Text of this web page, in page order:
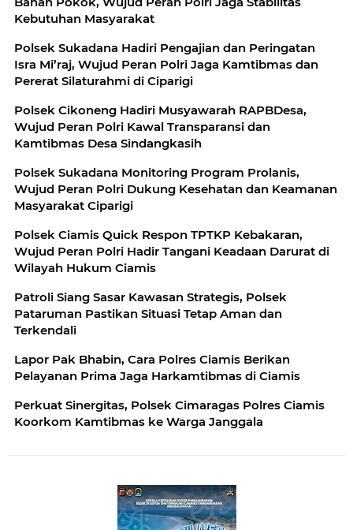
Kebutuhan Masyarakat
Polsek Sukadana Hadiri Pengajian dan Peringatan
Isra Mi’raj, Wujud Peran Polri Jaga Kamtibmas dan
Pererat Silaturahmi di Ciparigi
Polsek Cikoneng Hadiri Musyawarah RAPBDesa,
Wujud Peran Polri Kawal Transparansi dan
Kamtibmas Desa Sindangkasih
Polsek Sukadana Monitoring Program Prolanis,
Wujud Peran Polri Dukung Kesehatan dan Keamanan
Masyarakat Ciparigi
Polsek Ciamis Quick Respon TPTKP Kebakaran,
Wujud Peran Polri Hadir Tangani Keadaan Darurat di
Wilayah Hukum Ciamis
Patroli Siang Sasar Kawasan Strategis, Polsek
Pataruman Pastikan Situasi Tetap Aman dan
Terkendali
Lapor Pak Bhabin, Cara Polres Ciamis Berikan
Pelayanan Prima Jaga Harkamtibmas di Ciamis
Perkuat Sinergitas, Polsek Cimaragas Polres Ciamis
Koorkom Kamtibmas ke Warga Janggala